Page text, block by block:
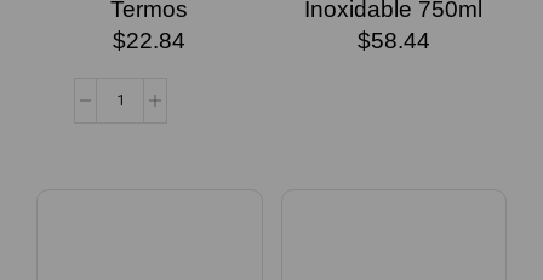
Termos
$22.84
Inoxidable 750ml
$58.44